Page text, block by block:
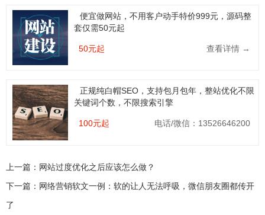
便宜做网站，不用客户动手特价999元，源码整
套仅需50元起
50元起 查看详情 →
正规纯白帽SEO，支持包月包年，整站优化不限
关键词个数，不限搜索引擎
100元起 电话/微信：13526646200
上一篇： 网站过度优化之后应该怎么做？
下一篇： 网络营销软文一例：软的让人无法呼吸，微信朋友圈都传开
了